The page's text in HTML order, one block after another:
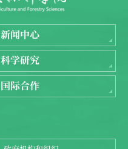
新闻中心
科学研究
国际合作